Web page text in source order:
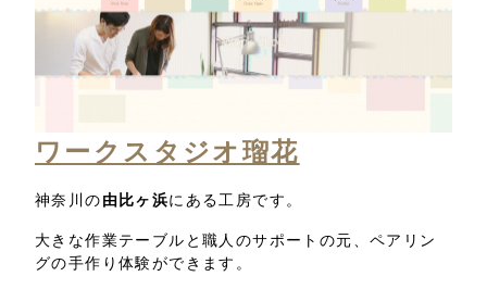
ワークスタジオ瑠花
神奈川の由比ヶ浜にある工房です。
大きな作業テーブルと職人のサポートの元、ペアリン
グの手作り体験ができます。